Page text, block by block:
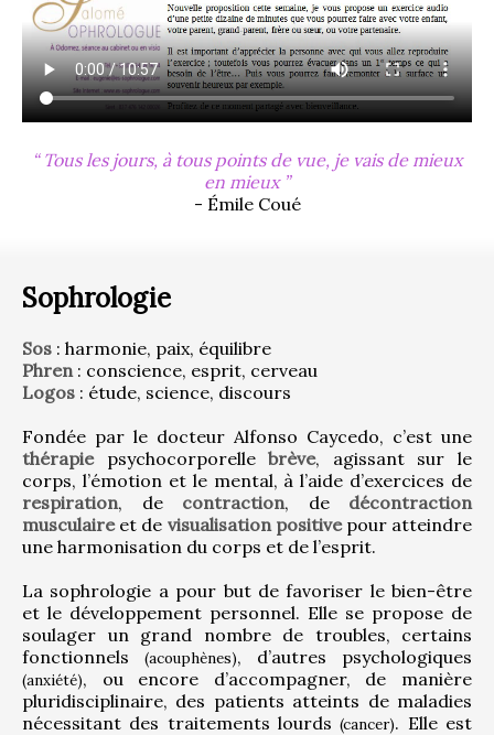
Tous les jours, à tous points de vue, je vais de mieux
en mieux
- Émile Coué
Sophrologie
Sos : harmonie, paix, équilibre
Phren : conscience, esprit, cerveau
Logos : étude, science, discours
thérapie psychocorporelle brève, agissant sur le
respiration, de contraction, de décontraction
musculaire et de visualisation positive pour atteindre
une harmonisation du corps et de l’esprit.
La sophrologie a pour but de favoriser le bien-être
et le développement personnel. Elle se propose de
soulager un grand nombre de troubles, certains
fonctionnels (acouphènes)
(anxiété), ou encore d’accompagner, de manière
pluridisciplinaire, des patients atteints de maladies
nécessitant des traitements lourds (cancer). Elle est